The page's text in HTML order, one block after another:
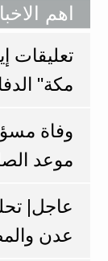
اهم
تعليقات
مكة"
وفاة
موعد
عاجل|
عدن